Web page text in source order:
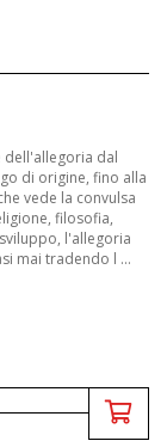
dell'allegoria dal
di origine, fino alla
vede la convulsa
filosofia,
l'allegoria
mai tradendo l ...